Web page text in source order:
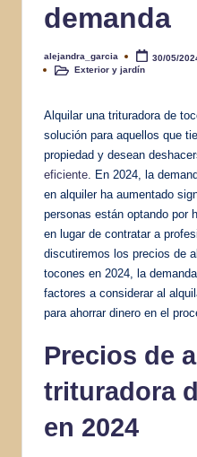
demanda
Publicado
por
alejandra_garcia 30/05/
PublicadoExterior y jardín
Alquilar una trituradora de
solución para aquellos que
propiedad y desean
eficiente . En 2024, la
en alquiler ha aumentado
personas están optando por
en lugar de contratar a
discutiremos los precios de
tocones en 2024, la
factores a considerar al
para ahorrar dinero en el
Precios de
trituradora
en 2024